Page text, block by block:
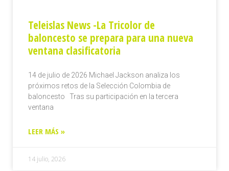
Teleislas News -La Tricolor de
baloncesto se prepara para una nueva
ventana clasificatoria
14 de julio de 2026 Michael Jackson analiza los
próximos retos de la Selección Colombia de
baloncesto Tras su participación en la tercera
ventana
LEER MÁS »
14 julio, 2026